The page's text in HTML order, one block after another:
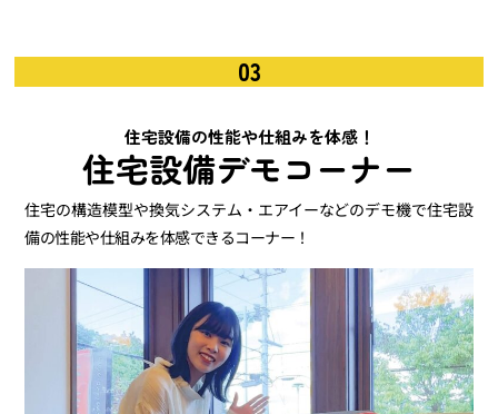
03
住宅設備の性能や仕組みを体感！
住宅設備デモコーナー
住宅の構造模型や換気システム・エアイーなどのデモ機で住宅設
備の性能や仕組みを体感できるコーナー！